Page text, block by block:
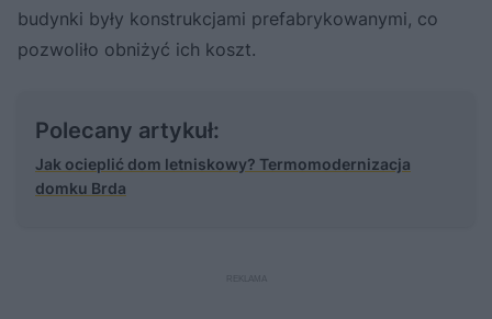
budynki były konstrukcjami prefabrykowanymi, co
pozwoliło obniżyć ich koszt.
Polecany artykuł:
Jak ocieplić dom letniskowy? Termomodernizacja
domku Brda